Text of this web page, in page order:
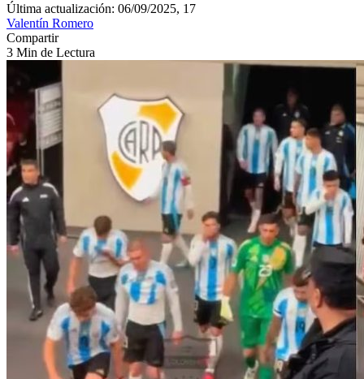
Última actualización: 06/09/2025, 17
Valentín Romero
Compartir
3 Min de Lectura